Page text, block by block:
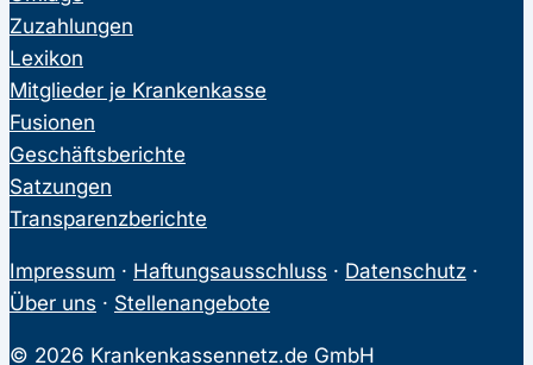
Zuzahlungen
Lexikon
Mitglieder je Krankenkasse
Fusionen
Geschäftsberichte
Satzungen
Transparenzberichte
Impressum · Haftungsausschluss · Datenschutz ·
Über uns · Stellenangebote
© 2026 Krankenkassennetz.de GmbH